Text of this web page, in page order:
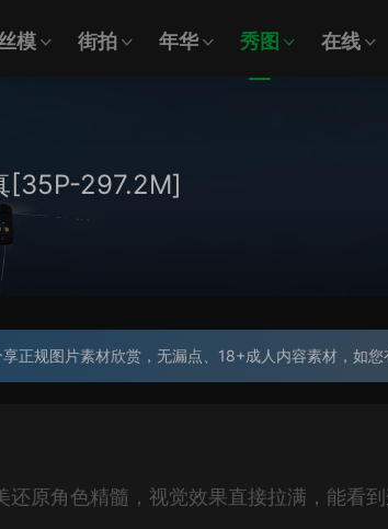
模 街拍 年华 秀图 在线
[35P-297.2M]
正规图片素材欣赏，无漏点、18+成人内容素材，如您
原角色精髓，视觉效果直接拉满，能看